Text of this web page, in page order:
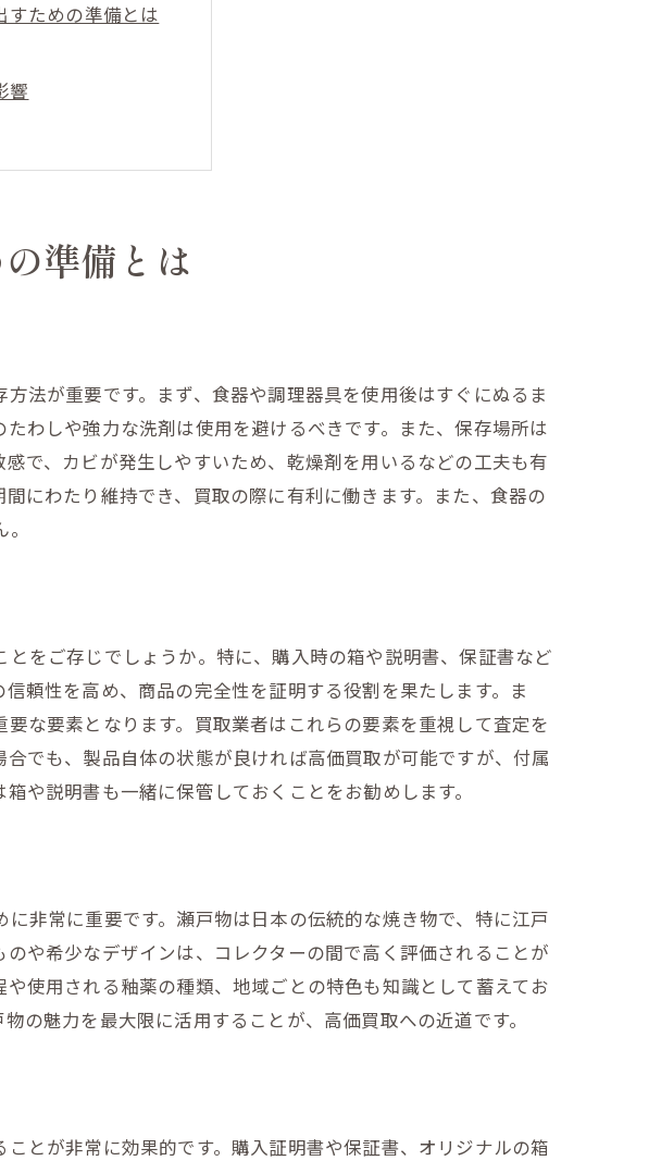
すための準備とは
響
得る情報
高める
るコツ
ビス活用法
築き方
者を選ぶ
秘訣
術
準備とは
法が重要です。まず、食器や調理器具を使用後はすぐにぬるま
わしや強力な洗剤は使用を避けるべきです。また、保存場所は
で、カビが発生しやすいため、乾燥剤を用いるなどの工夫も有
にわたり維持でき、買取の際に有利に働きます。また、食器の
をご存じでしょうか。特に、購入時の箱や説明書、保証書など
頼性を高め、商品の完全性を証明する役割を果たします。ま
な要素となります。買取業者はこれらの要素を重視して査定を
でも、製品自体の状態が良ければ高価買取が可能ですが、付属
や説明書も一緒に保管しておくことをお勧めします。
非常に重要です。瀬戸物は日本の伝統的な焼き物で、特に江戸
や希少なデザインは、コレクターの間で高く評価されることが
使用される釉薬の種類、地域ごとの特色も知識として蓄えてお
の魅力を最大限に活用することが、高価買取への近道です。
とが非常に効果的です。購入証明書や保証書、オリジナルの箱